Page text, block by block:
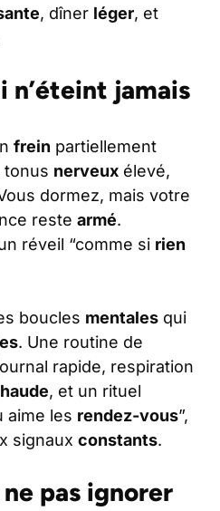
, dîner léger, et
n’éteint jamais
frein partiellement
tonus nerveux élevé,
dormez, mais votre
reste armé.
réveil “comme si rien
boucles mentales qui
. Une routine de
rapide, respiration
, et un rituel
aime les rendez-vous”,
signaux constants.
pas ignorer